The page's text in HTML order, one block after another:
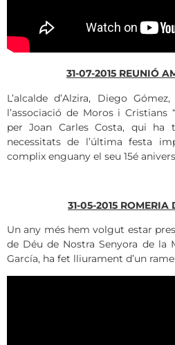
31-07-2015 REUNIÓ
L’alcalde d’Alzira, Diego
l’associació de Moros i Cristians
per Joan Carles Costa, qui ha
necessitats de l’última festa
complix enguany el seu 15é
31-05-2015 ROMERIA
Un any més hem volgut estar
de Déu de Nostra Senyora de la
García, ha fet lliurament d’un